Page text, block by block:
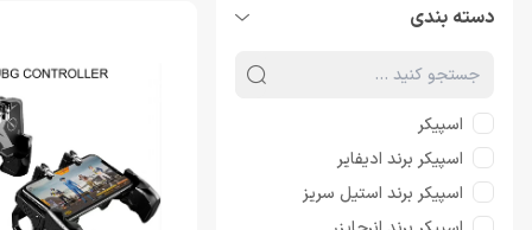
دسته بندی
اسپیکر
اسپیکر برند ادیفایر
اسپیکر برند استیل سریز